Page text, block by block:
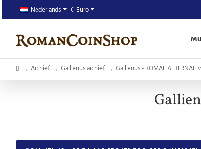
Nederlands € Euro
homeArchief Gallienus archief Gallienus - ROMAE AETERNAE